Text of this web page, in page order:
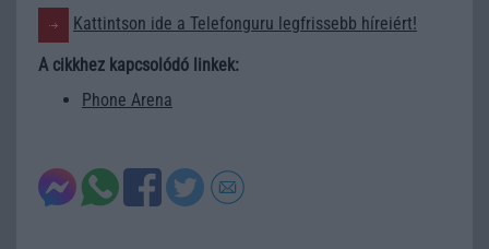
Kattintson ide a Telefonguru legfrissebb híreiért!
A cikkhez kapcsolódó linkek:
Phone Arena